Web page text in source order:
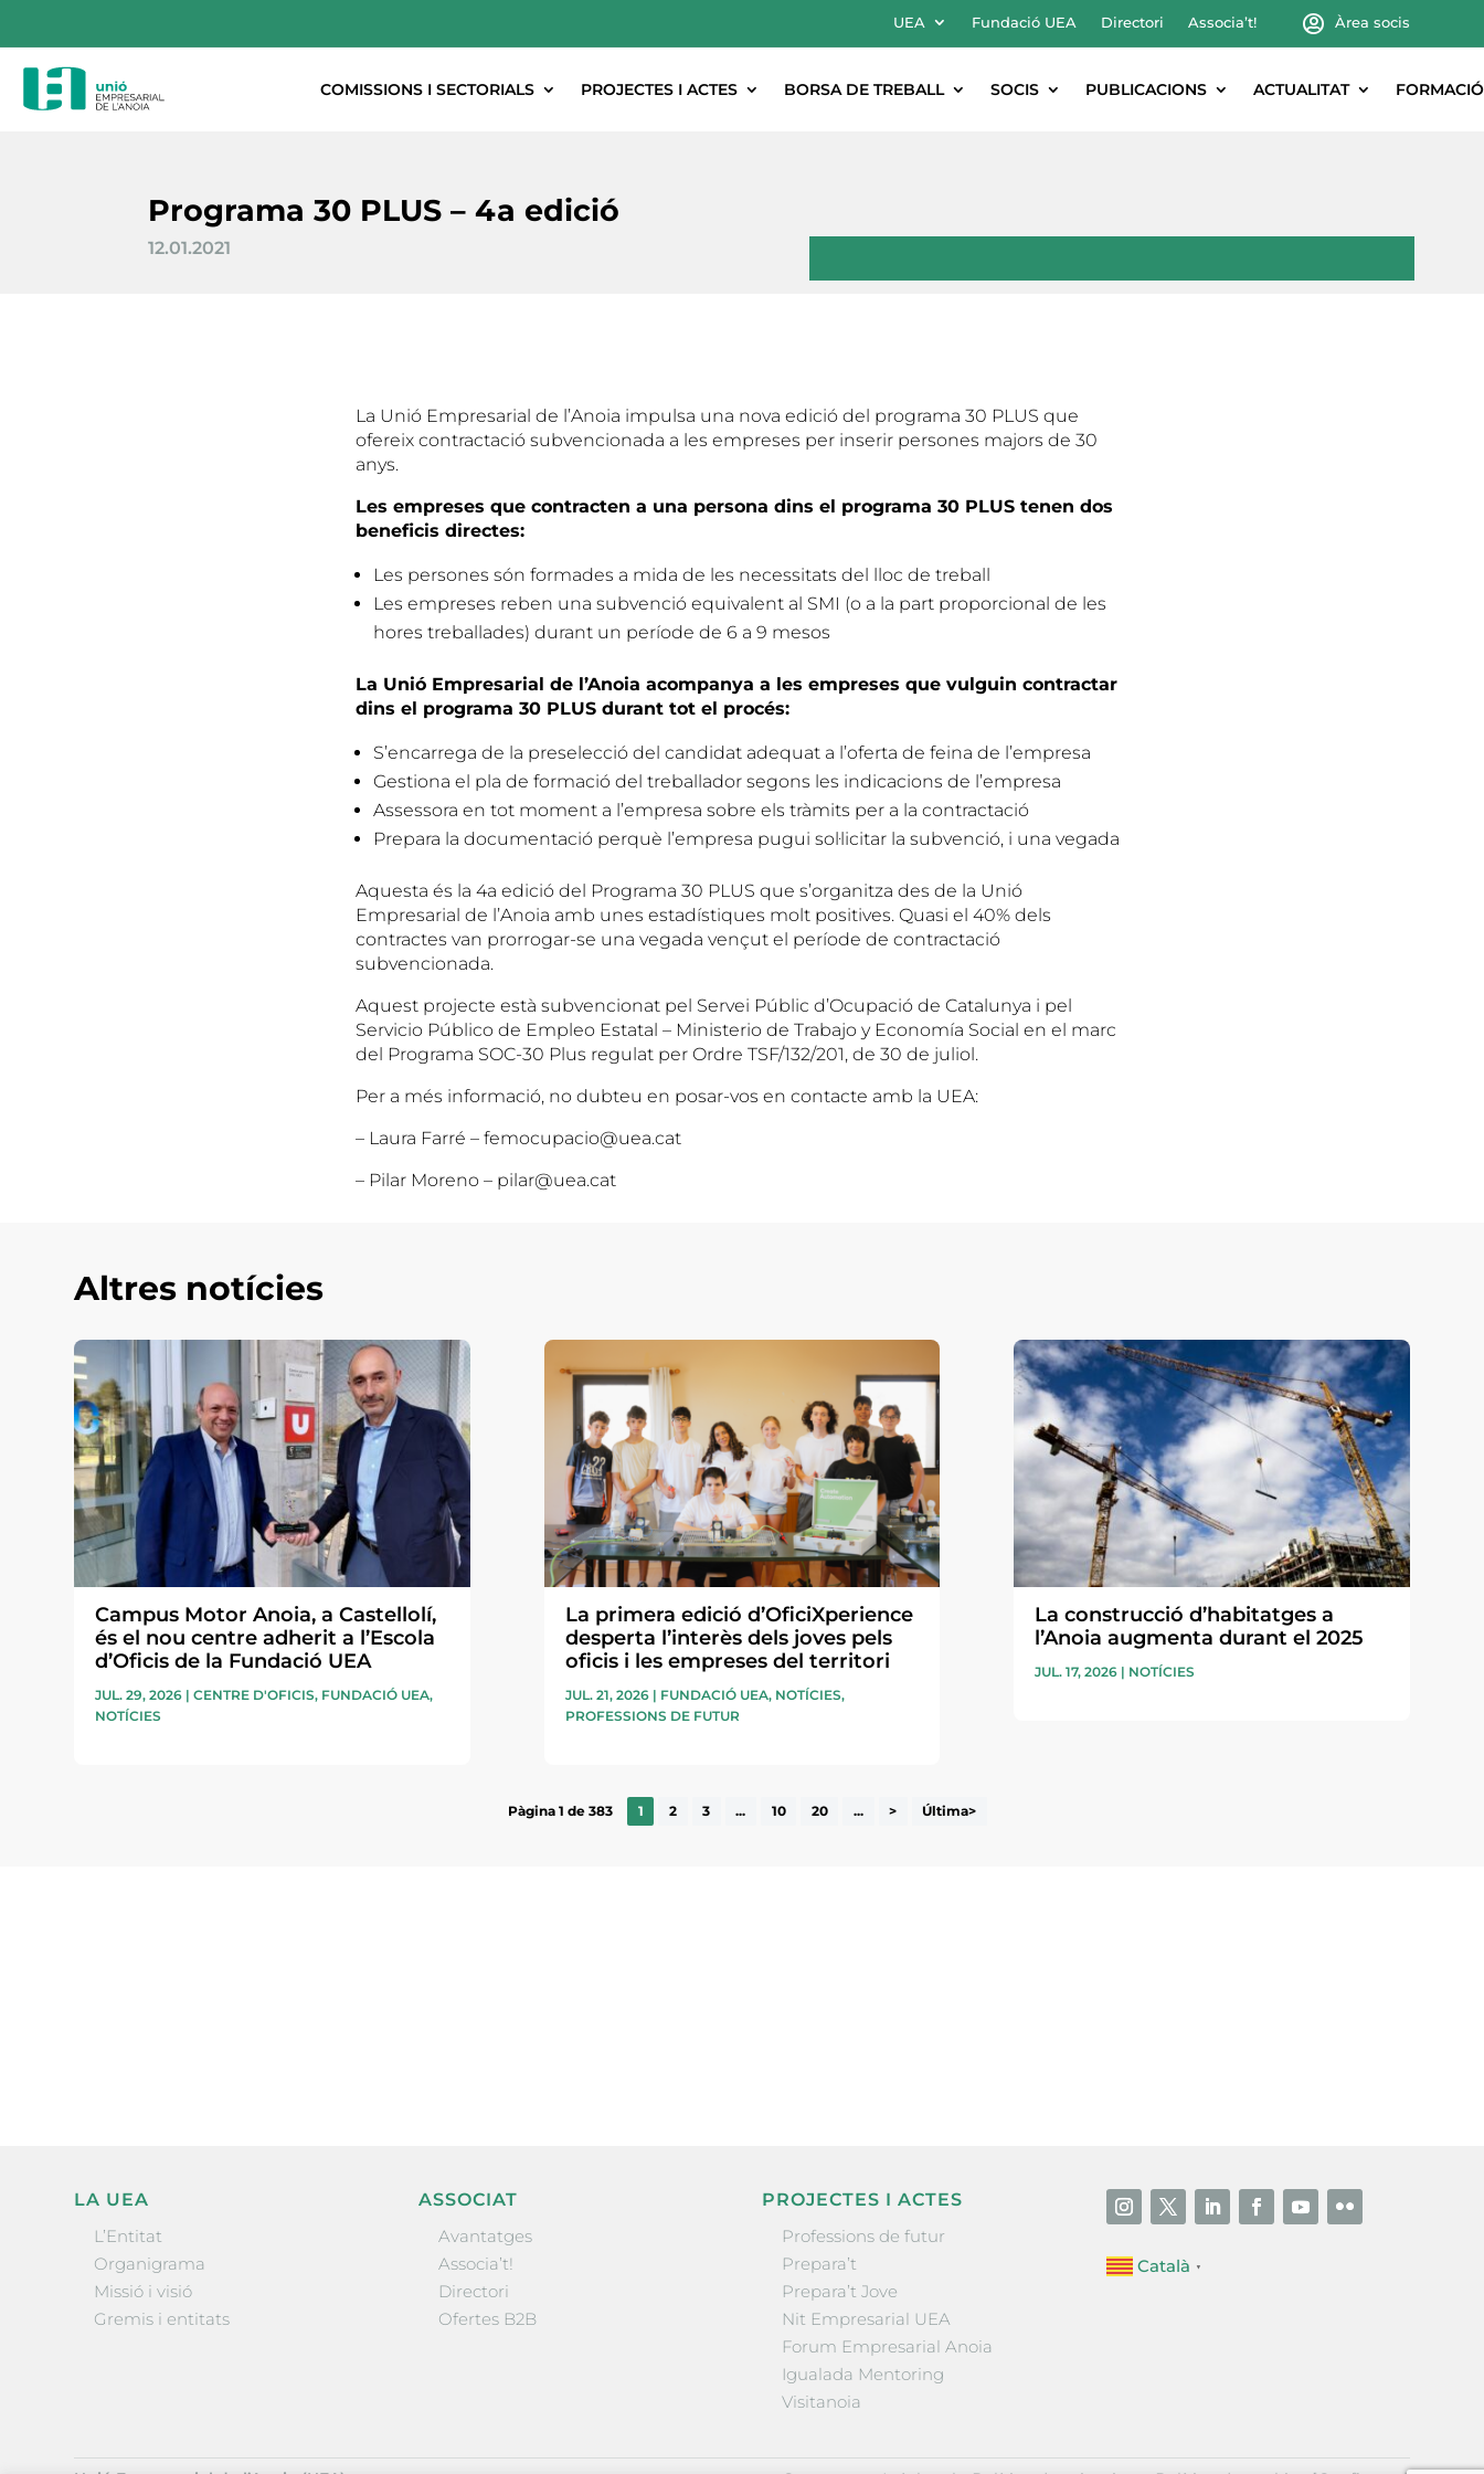
UEA Fundació UEA Directori Associa’t! Àrea socis
COMISSIONS I SECTORIALS PROJECTES I ACTES BORSA DE TREBALL SOCIS PUBLICACIONS ACTUALITAT FORMACIÓ
Programa 30 PLUS – 4a edició
12.01.2021
La Unió Empresarial de l’Anoia impulsa una nova edició del programa 30 PLUS que
ofereix contractació subvencionada a les empreses per inserir persones majors de 30
anys.
Les empreses que contracten a una persona dins el programa 30 PLUS tenen dos
beneficis directes:
Les persones són formades a mida de les necessitats del lloc de treball
Les empreses reben una subvenció equivalent al SMI (o a la part proporcional de les
hores treballades) durant un període de 6 a 9 mesos
La Unió Empresarial de l’Anoia acompanya a les empreses que vulguin contractar
dins el programa 30 PLUS durant tot el procés:
S’encarrega de la preselecció del candidat adequat a l’oferta de feina de l’empresa
Gestiona el pla de formació del treballador segons les indicacions de l’empresa
Assessora en tot moment a l’empresa sobre els tràmits per a la contractació
Prepara la documentació perquè l’empresa pugui sol·licitar la subvenció, i una vegada
Aquesta és la 4a edició del Programa 30 PLUS que s’organitza des de la Unió
Empresarial de l’Anoia amb unes estadístiques molt positives. Quasi el 40% dels
contractes van prorrogar-se una vegada vençut el període de contractació
subvencionada.
Aquest projecte està subvencionat pel Servei Públic d’Ocupació de Catalunya i pel
Servicio Público de Empleo Estatal – Ministerio de Trabajo y Economía Social en el marc
del Programa SOC-30 Plus regulat per Ordre TSF/132/201, de 30 de juliol.
Per a més informació, no dubteu en posar-vos en contacte amb la UEA:
– Laura Farré – femocupacio@uea.cat
– Pilar Moreno – pilar@uea.cat
Altres notícies
Campus Motor Anoia, a Castellolí,
és el nou centre adherit a l’Escola
d’Oficis de la Fundació UEA
JUL. 29, 2026 |CENTRE D'OFICIS, FUNDACIÓ UEA,
NOTÍCIES
La primera edició d’OficiXperience
desperta l’interès dels joves pels
oficis i les empreses del territori
JUL. 21, 2026| FUNDACIÓ UEA, NOTÍCIES,
PROFESSIONS DE FUTUR
La construcció d’habitatges a
l’Anoia augmenta durant el 2025
JUL. 17, 2026| NOTÍCIES
Pàgina 1 de 383 1 2 3 ... 10 20 ... > Última>
LA UEA
L’Entitat
Organigrama
Missió i visió
Gremis i entitats
ASSOCIAT
Avantatges
Associa’t!
Directori
Ofertes B2B
PROJECTES I ACTES
Professions de futur
Prepara’t
Prepara’t Jove
Nit Empresarial UEA
Forum Empresarial Anoia
Igualada Mentoring
Visitanoia
Català ▼